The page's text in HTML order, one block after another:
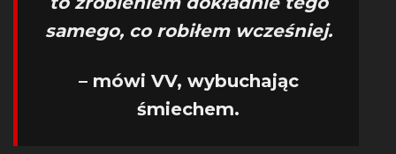
samego, co robiłem wcześniej.
– mówi VV, wybuchając
śmiechem.